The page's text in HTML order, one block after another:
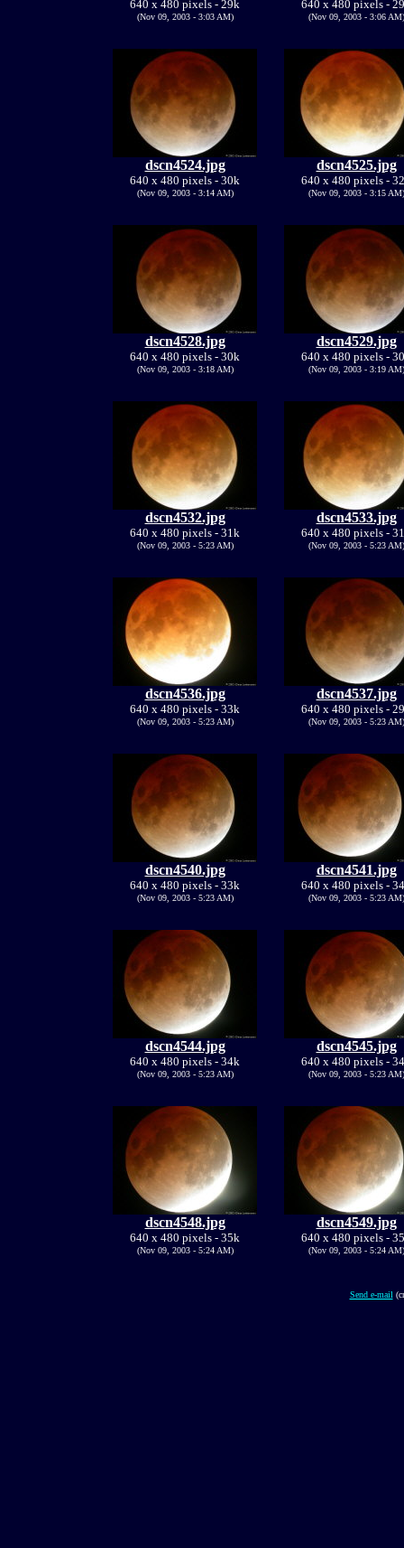
640 x 480 pixels - 29k
(Nov 09, 2003 - 3:03 AM)
640 x 480 pixels -
(Nov 09, 2003 - 3:06 AM)
dscn4524.jpg
640 x 480 pixels - 30k
(Nov 09, 2003 - 3:14 AM)
dscn4525.jpg
640 x 480 pixels -
(Nov 09, 2003 - 3:15 AM)
dscn4528.jpg
640 x 480 pixels - 30k
(Nov 09, 2003 - 3:18 AM)
dscn4529.jpg
640 x 480 pixels -
(Nov 09, 2003 - 3:19 AM)
dscn4532.jpg
640 x 480 pixels - 31k
(Nov 09, 2003 - 5:23 AM)
dscn4533.jpg
640 x 480 pixels -
(Nov 09, 2003 - 5:23 AM)
dscn4536.jpg
640 x 480 pixels - 33k
(Nov 09, 2003 - 5:23 AM)
dscn4537.jpg
640 x 480 pixels -
(Nov 09, 2003 - 5:23 AM)
dscn4540.jpg
640 x 480 pixels - 33k
(Nov 09, 2003 - 5:23 AM)
dscn4541.jpg
640 x 480 pixels -
(Nov 09, 2003 - 5:23 AM)
dscn4544.jpg
640 x 480 pixels - 34k
(Nov 09, 2003 - 5:23 AM)
dscn4545.jpg
640 x 480 pixels -
(Nov 09, 2003 - 5:23 AM)
dscn4548.jpg
640 x 480 pixels - 35k
(Nov 09, 2003 - 5:24 AM)
dscn4549.jpg
640 x 480 pixels -
(Nov 09, 2003 - 5:24 AM)
Send e-mail